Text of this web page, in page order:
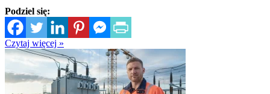
Podziel się:
Czytaj więcej »